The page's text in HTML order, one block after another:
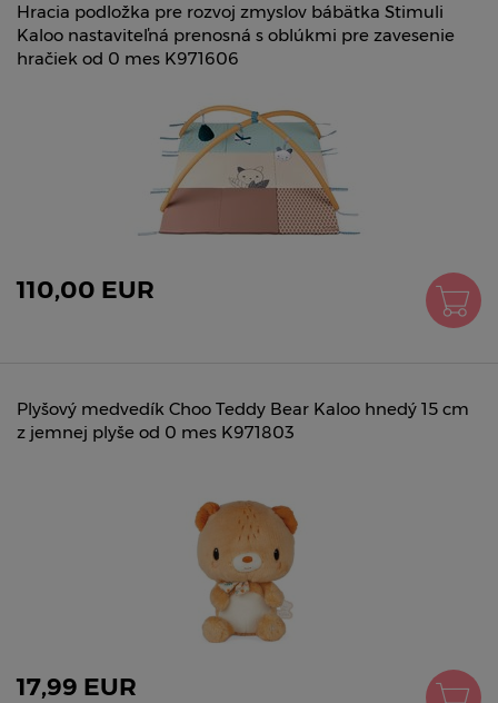
Hracia podložka pre rozvoj zmyslov bábätka Stimuli
Kaloo nastaviteľná prenosná s oblúkmi pre zavesenie
hračiek od 0 mes K971606
110,00 EUR
Plyšový medvedík Choo Teddy Bear Kaloo hnedý 15 cm
z jemnej plyše od 0 mes K971803
17,99 EUR